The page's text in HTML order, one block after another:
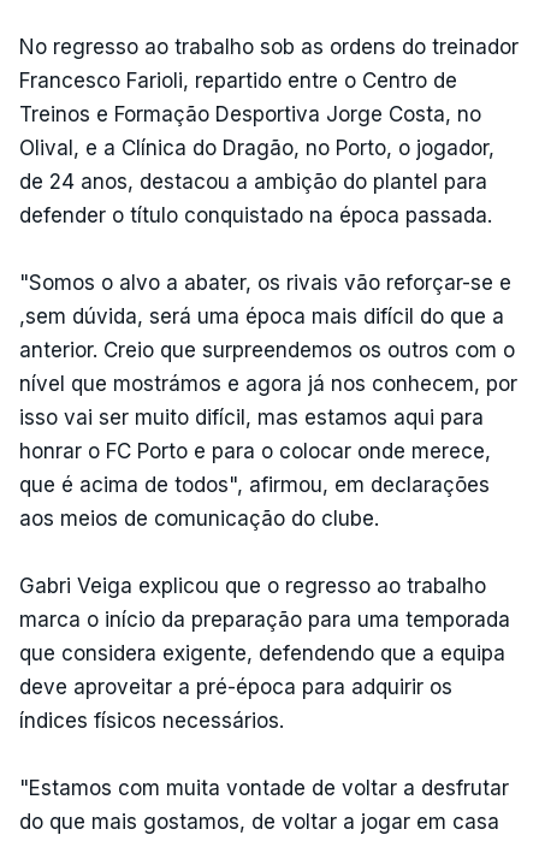
No regresso ao trabalho sob as ordens do treinador
Francesco Farioli, repartido entre o Centro de
Treinos e Formação Desportiva Jorge Costa, no
Olival, e a Clínica do Dragão, no Porto, o jogador,
de 24 anos, destacou a ambição do plantel para
defender o título conquistado na época passada.
"Somos o alvo a abater, os rivais vão reforçar-se e
,sem dúvida, será uma época mais difícil do que a
anterior. Creio que surpreendemos os outros com o
nível que mostrámos e agora já nos conhecem, por
isso vai ser muito difícil, mas estamos aqui para
honrar o FC Porto e para o colocar onde merece,
que é acima de todos", afirmou, em declarações
aos meios de comunicação do clube.
Gabri Veiga explicou que o regresso ao trabalho
marca o início da preparação para uma temporada
que considera exigente, defendendo que a equipa
deve aproveitar a pré-época para adquirir os
índices físicos necessários.
"Estamos com muita vontade de voltar a desfrutar
do que mais gostamos, de voltar a jogar em casa